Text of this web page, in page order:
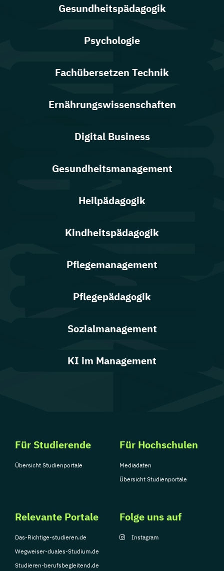
Gesundheitspädagogik
Psychologie
Fachübersetzen Technik
Ernährungswissenschaften
Digital Business
Gesundheitsmanagement
Heilpädagogik
Kindheitspädagogik
Pflegemanagement
Pflegepädagogik
Sozialmanagement
KI im Management
Für Studierende
Übersicht Studienportale
Für Hochschulen
Mediadaten
Übersicht Studienportale
Relevante Portale
Das-Richtige-studieren.de
Wegweiser-duales-Studium.de
Studieren-berufsbegleitend.de
Folge uns auf
Instagram